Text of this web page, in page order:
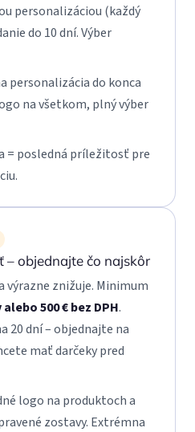
personalizáciou (každý
do 10 dní. Výber
personalizácia do konca
na všetkom, plný výber
= posledná príležitosť pre
– objednajte čo najskôr
výrazne znižuje. Minimum
500 € bez DPH.
20 dní – objednajte na
mať darčeky pred
logo na produktoch a
zostavy. Extrémna